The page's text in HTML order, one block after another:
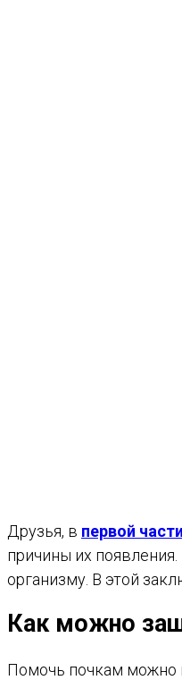
Друзья, в первой части
причины их появления.
организму. В этой
Как можно
Помочь почкам можно